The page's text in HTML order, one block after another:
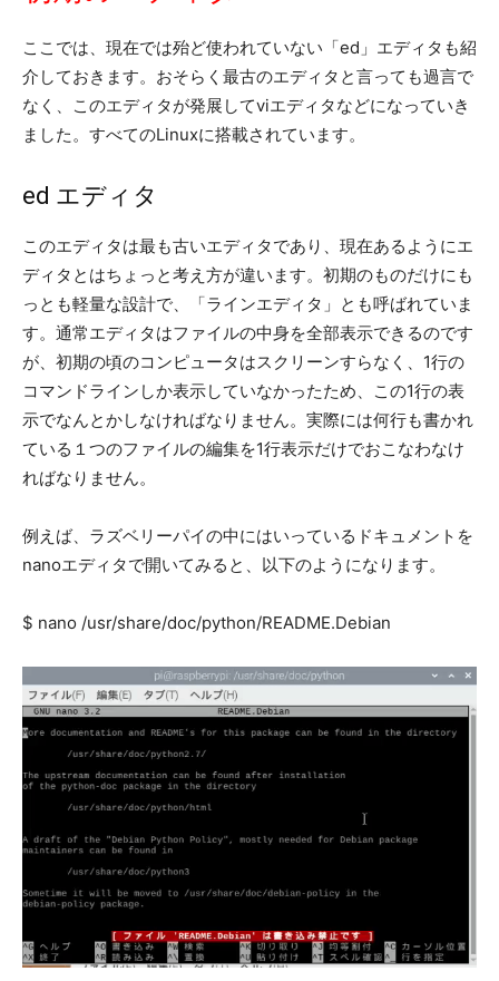
ここでは、現在では殆ど使われていない「ed」エディタも紹
介しておきます。おそらく最古のエディタと言っても過言で
なく、このエディタが発展してviエディタなどになっていき
ました。すべてのLinuxに搭載されています。
ed エディタ
このエディタは最も古いエディタであり、現在あるようにエ
ディタとはちょっと考え方が違います。初期のものだけにも
っとも軽量な設計で、「ラインエディタ」とも呼ばれていま
す。通常エディタはファイルの中身を全部表示できるのです
が、初期の頃のコンピュータはスクリーンすらなく、1行の
コマンドラインしか表示していなかったため、この1行の表
示でなんとかしなければなりません。実際には何行も書かれ
ている１つのファイルの編集を1行表示だけでおこなわなけ
ればなりません。
例えば、ラズベリーパイの中にはいっているドキュメントを
nanoエディタで開いてみると、以下のようになります。
$ nano /usr/share/doc/python/README.Debian